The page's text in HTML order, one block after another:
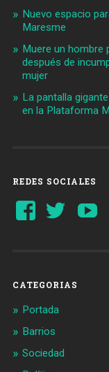
Nuevo espacio
Maresme
Muere un hombre
después de
mujer
La pantalla
en la Plataforma
REDES SOCIALES
Ver
perfil
Ver
perfil
CATEGORIAS
Portada
Barrios
Sociedad